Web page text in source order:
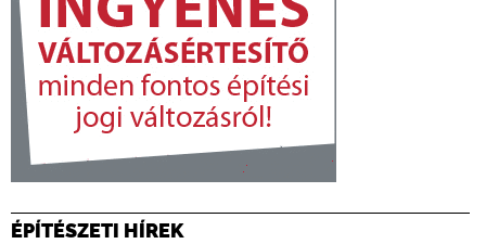
ÉPÍTÉSZETI HÍREK